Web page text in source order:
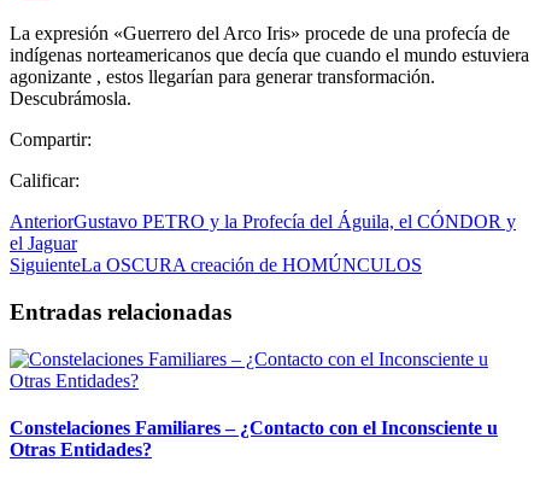
La expresión «Guerrero del Arco Iris» procede de una profecía de
indígenas norteamericanos que decía que cuando el mundo estuviera
agonizante , estos llegarían para generar transformación.
Descubrámosla.
Compartir:
Calificar:
AnteriorGustavo PETRO y la Profecía del Águila, el CÓNDOR y
el Jaguar
SiguienteLa OSCURA creación de HOMÚNCULOS
Entradas relacionadas
Constelaciones Familiares – ¿Contacto con el Inconsciente u
Otras Entidades?